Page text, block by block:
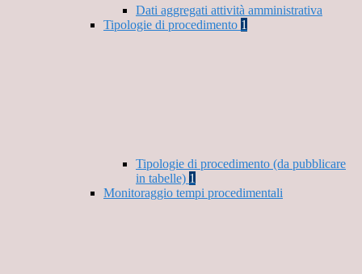
Dati aggregati attività amministrativa
Tipologie di procedimento 1
Tipologie di procedimento (da pubblicare
in tabelle) 1
Monitoraggio tempi procedimentali